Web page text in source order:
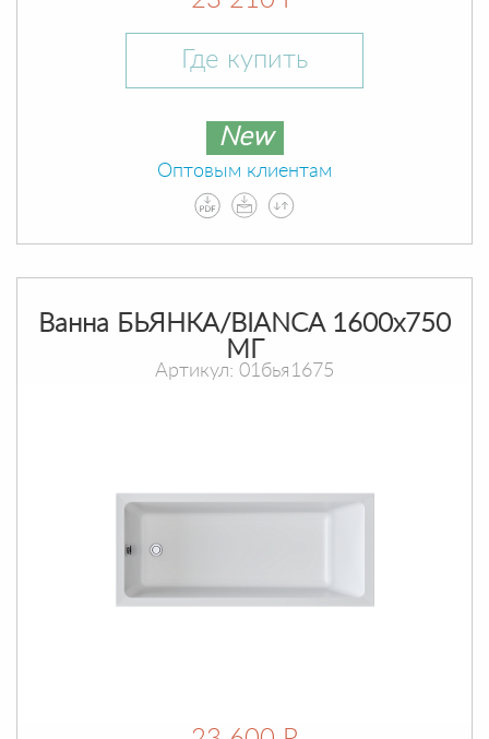
Где купить
New
Оптовым клиентам
Ванна БЬЯНКА/BIANCA 1600х750
МГ
Артикул: 01бья1675